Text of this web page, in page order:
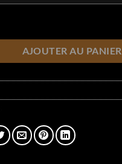
AJOUTER AU PANIER